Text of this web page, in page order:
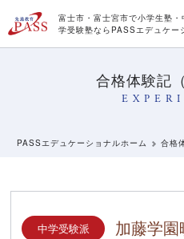
富士市・富士宮市で小学生塾
学受験塾ならPASSエデュケー
合格体験記
PASSエデュケーショナルホーム 合格
中学受験派 加藤学園